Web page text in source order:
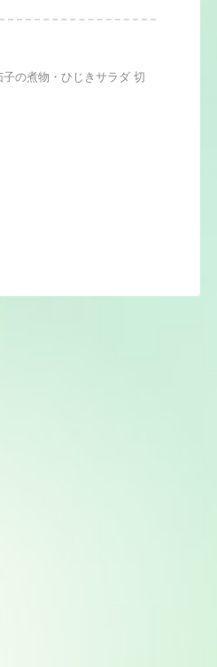
の煮物・ひじきサラダ 切